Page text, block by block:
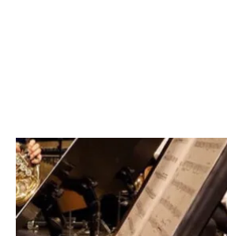
Aarau, 20.September 2023